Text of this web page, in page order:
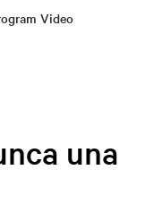
Video
una